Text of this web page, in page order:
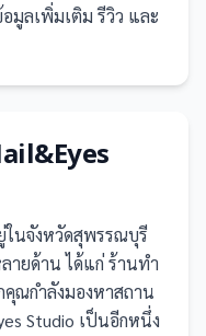
มูลเพิ่มเติม รีวิว และ
ในจังหวัดสุพรรณบุรี
ายด้าน ได้แก่ ร้านทำ
คุณกำลังมองหาสถาน
Studio เป็นอีกหนึ่ง